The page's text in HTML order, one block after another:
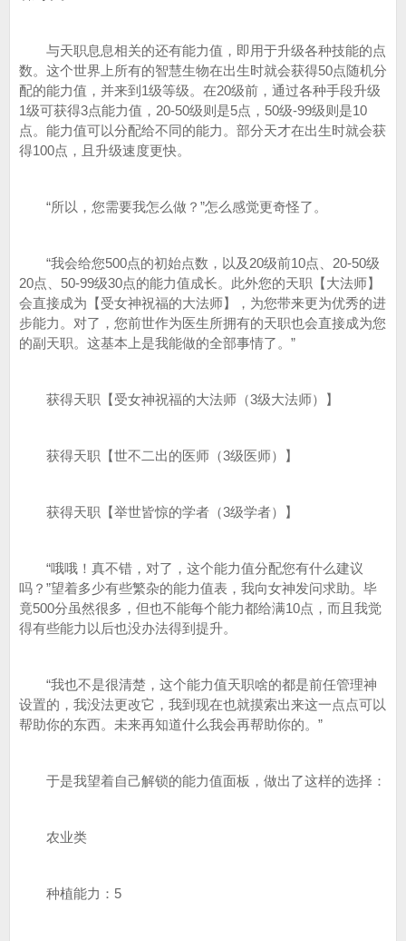
与天职息息相关的还有能力值，即用于升级各种技能的点
数。这个世界上所有的智慧生物在出生时就会获得50点随机分
配的能力值，并来到1级等级。在20级前，通过各种手段升级
1级可获得3点能力值，20-50级则是5点，50级-99级则是10
点。能力值可以分配给不同的能力。部分天才在出生时就会获
得100点，且升级速度更快。
“所以，您需要我怎么做？”怎么感觉更奇怪了。
“我会给您500点的初始点数，以及20级前10点、20-50级
20点、50-99级30点的能力值成长。此外您的天职【大法师】
会直接成为【受女神祝福的大法师】，为您带来更为优秀的进
步能力。对了，您前世作为医生所拥有的天职也会直接成为您
的副天职。这基本上是我能做的全部事情了。”
获得天职【受女神祝福的大法师（3级大法师）】
获得天职【世不二出的医师（3级医师）】
获得天职【举世皆惊的学者（3级学者）】
“哦哦！真不错，对了，这个能力值分配您有什么建议
吗？”望着多少有些繁杂的能力值表，我向女神发问求助。毕
竟500分虽然很多，但也不能每个能力都给满10点，而且我觉
得有些能力以后也没办法得到提升。
“我也不是很清楚，这个能力值天职啥的都是前任管理神
设置的，我没法更改它，我到现在也就摸索出来这一点点可以
帮助你的东西。未来再知道什么我会再帮助你的。”
于是我望着自己解锁的能力值面板，做出了这样的选择：
农业类
种植能力：5